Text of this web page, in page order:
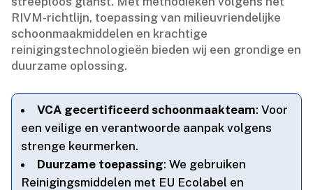
RIVM-richtlijn, toepassing van milieuvriendelijke
schoonmaakmiddelen en krachtige
reinigingstechnologieën bieden wij een grondige en
duurzame oplossing.​
VCA gecertificeerd schoonmaakteam: Voor
een veilige en verantwoorde aanpak volgens
strenge keurmerken.​
Duurzame toepassing: We gebruiken
Reinigingsmiddelen met EU Ecolabel en